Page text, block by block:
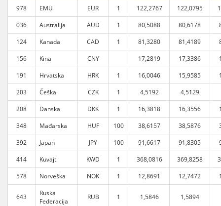
978
EMU EUR 1 122,2767 122,0795
036
Australija AUD 1 80,5088 80,6178
124
Kanada CAD 1 81,3280 81,4189
156
Kina CNY 17,2819 17,3386
191
Hrvatska HRK 1 16,0046 15,9585
203
Češka CZK 1 4,5192 4,5129
208
Danska DKK 1 16,3818 16,3556
348
Mađarska HUF 100 38,6157 38,5876
392
Japan JPY 100 91,6617 91,8305
414
Kuvajt KWD 1 368,0816 369,8258
578
Norveška NOK 1 12,8691 12,7472
643
Ruska
Federacija
RUB 1 1,5846 1,5894